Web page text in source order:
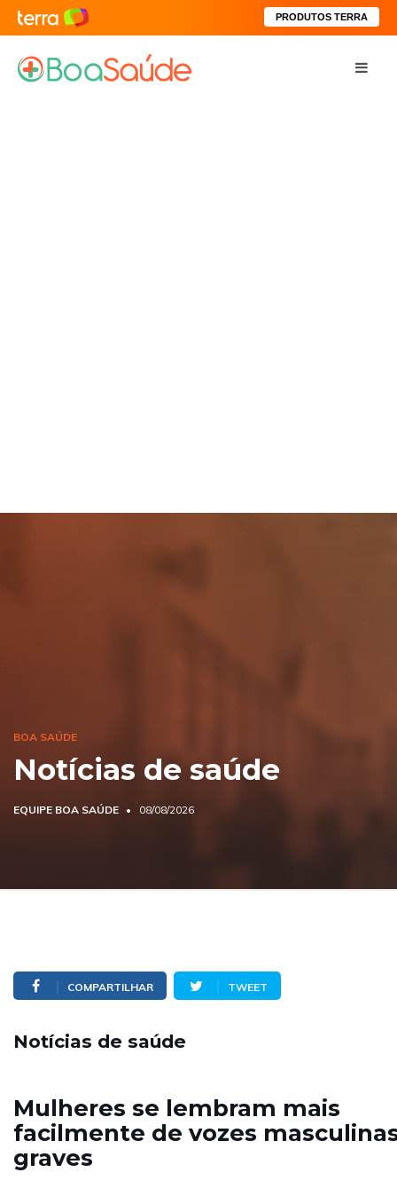
PRODUTOS TERRA
BOA SAÚDE
Notícias de saúde
EQUIPE BOA SAÚDE 08/08/2026
COMPARTILHAR TWEET
Notícias de saúde
Mulheres se lembram mais
facilmente de vozes
graves